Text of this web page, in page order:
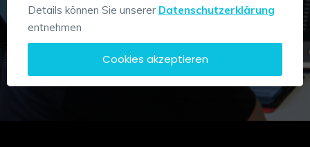
Details können Sie unserer Datenschutzerklärung
entnehmen
Cookies akzeptieren